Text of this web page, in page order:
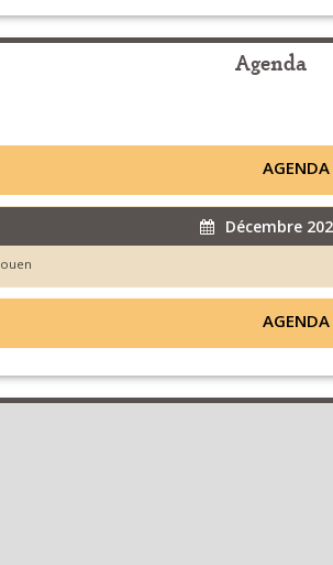
Agenda
Décembre